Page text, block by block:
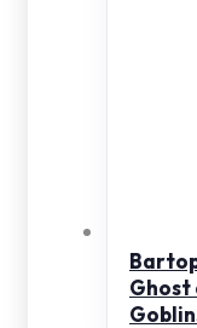
Ghost